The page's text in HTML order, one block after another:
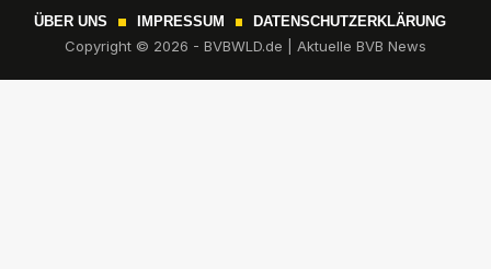
ÜBER UNS IMPRESSUM DATENSCHUTZERKLÄRUNG
Copyright © 2026 - BVBWLD.de | Aktuelle BVB News